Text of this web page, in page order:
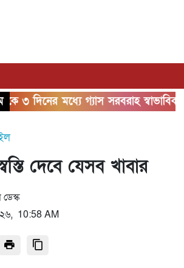
মধ্যে গ্যাস সরবরাহ স্বাভাবিক হবে:
দেবে যেসব খাবার
10:58 AM